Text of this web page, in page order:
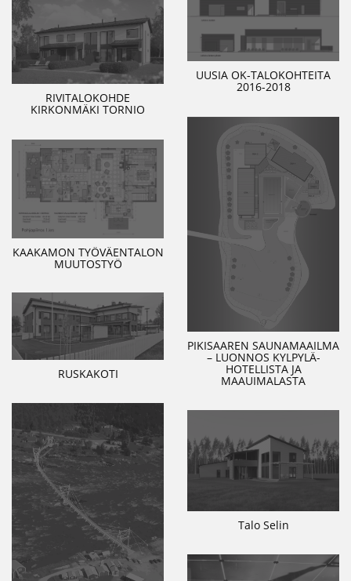
UUSIA OK-TALOKOHTEITA
2016-2018
RIVITALOKOHDE
KIRKONMÄKI TORNIO
PIKISAAREN SAUNAMAAILMA
– LUONNOS KYLPYLÄ-
HOTELLISTA JA
MAAUIMALASTA
KAAKAMON TYÖVÄENTALON
MUUTOSTYÖ
RUSKAKOTI
Talo Selin